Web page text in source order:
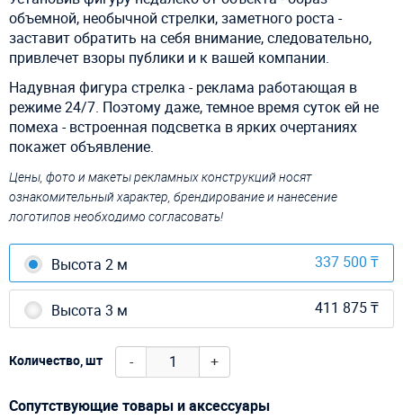
объемной, необычной стрелки, заметного роста -
заставит обратить на себя внимание, следовательно,
привлечет взоры публики и к вашей компании.
Надувная фигура стрелка - реклама работающая в
режиме 24/7. Поэтому даже, темное время суток ей не
помеха - встроенная подсветка в ярких очертаниях
покажет объявление.
Цены, фото и макеты рекламных конструкций носят
ознакомительный характер, брендирование и нанесение
логотипов необходимо согласовать!
Высота 2 м 337 500 ₸
Высота 3 м 411 875 ₸
Количество, шт - +
Сопутствующие товары и аксессуары